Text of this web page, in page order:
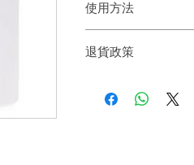
使用方法
步驟2：在每段頭髮平
*凡加入任何藥水配
退貨政策
戶。首先，您需要在